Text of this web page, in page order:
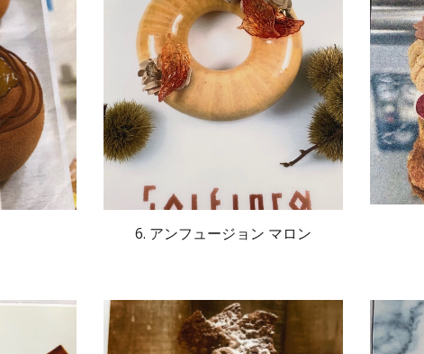
6. アンフュージョン マロン